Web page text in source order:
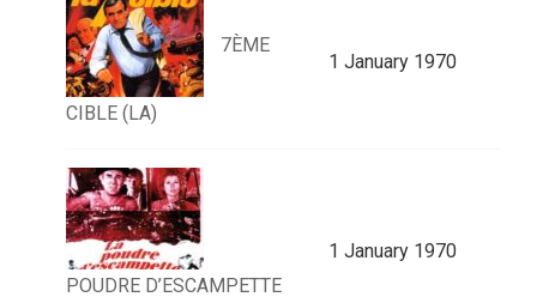
7ÈME
CIBLE (LA)
1 January 1970
POUDRE D’ESCAMPETTE
1 January 1970